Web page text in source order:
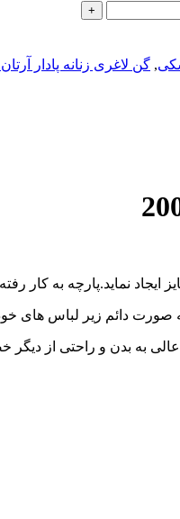
, گن لاغری زنانه پادار آرتان 2007
نماید.پارچه به کار رفته
دائم زیر لباس های خود
به بدن و راحتی از دیگر